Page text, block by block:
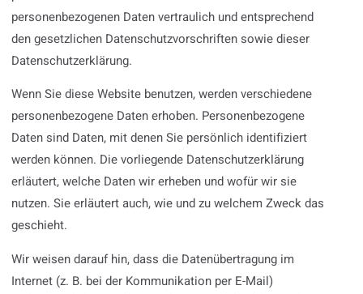
personenbezogenen Daten vertraulich und entsprechend
den gesetzlichen Datenschutzvorschriften sowie dieser
Datenschutzerklärung.
Wenn Sie diese Website benutzen, werden verschiedene
personenbezogene Daten erhoben. Personenbezogene
Daten sind Daten, mit denen Sie persönlich identifiziert
werden können. Die vorliegende Datenschutzerklärung
erläutert, welche Daten wir erheben und wofür wir sie
nutzen. Sie erläutert auch, wie und zu welchem Zweck das
geschieht.
Wir weisen darauf hin, dass die Datenübertragung im
Internet (z. B. bei der Kommunikation per E-Mail)